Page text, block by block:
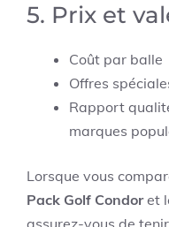
5. Prix et
Coût par balle
Offres
Rapport
marques
Lorsque vous
Pack Golf Condoret